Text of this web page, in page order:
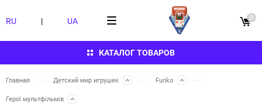
КАТАЛОГ ТОВАРОВ
RU | UA 0
Главная Детский мир игрушек Funko
Герої мультфільмів